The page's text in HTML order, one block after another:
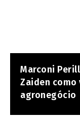
Marconi
Zaiden como
agronegócio